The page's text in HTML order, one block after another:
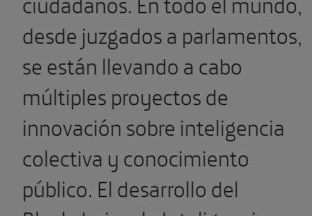
desde juzgados a parlamentos,
se están llevando a cabo
múltiples proyectos de
innovación sobre inteligencia
colectiva y conocimiento
público. El desarrollo del